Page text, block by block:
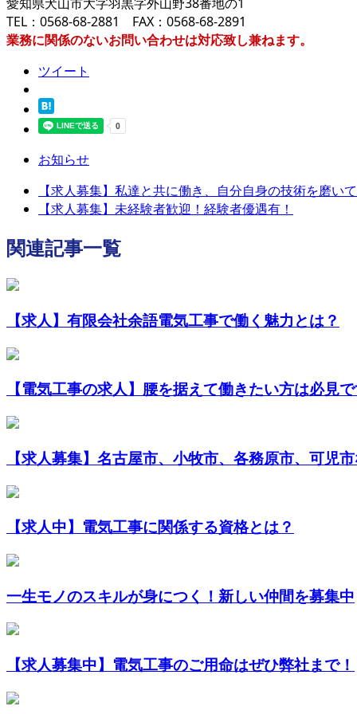
愛知県犬山市大字羽黒字外山野38番地の1
TEL：0568-68-2881 FAX：0568-68-2891
業務に関係のないお問い合わせは対応致し兼ねます。
ツイート
お知らせ
【求人募集】私達と共に働き、自分自身の技術を磨い
【求人募集】未経験者歓迎！経験者優遇有！
関連記事一覧
【求人】有限会社余語電気工事で働く魅力とは？
【電気工事の求人】腰を据えて働きたい方は必見
【求人募集】名古屋市、小牧市、各務原市、可児
【求人中】電気工事に関係する資格とは？
一生モノのスキルが身につく！新しい仲間を募集中
【求人募集中】電気工事のご用命はぜひ弊社まで！